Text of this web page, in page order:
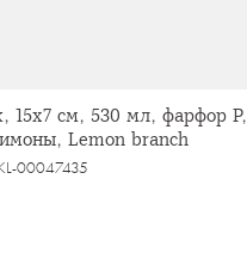
15х7 см, 530 мл, фарфор P,
Lemon branch
00047435